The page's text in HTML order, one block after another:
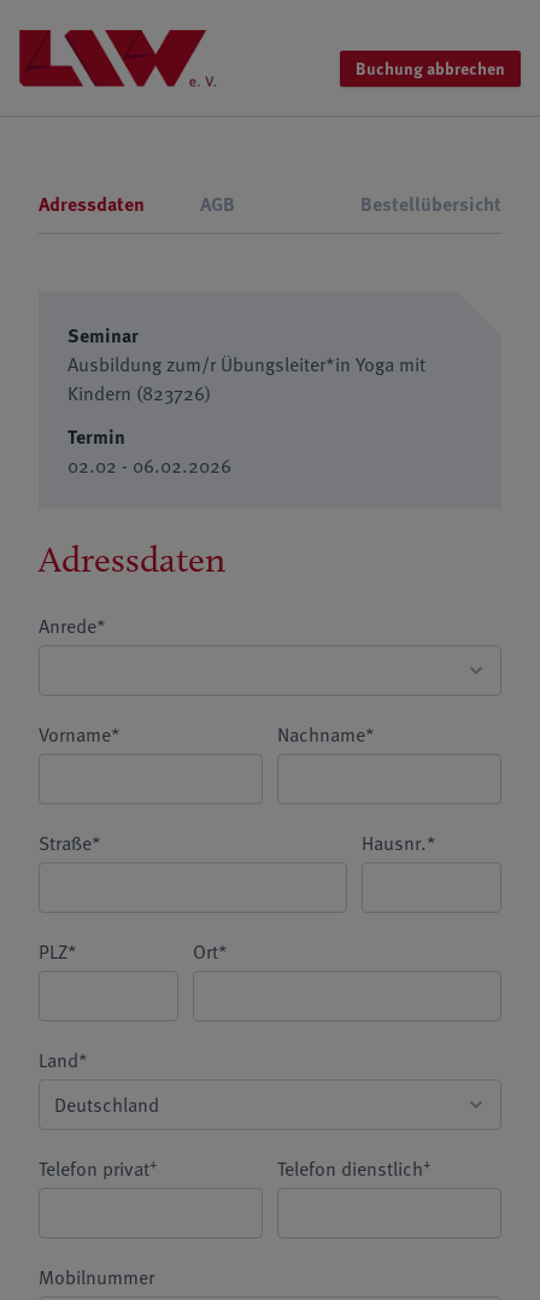
Buchung abbrechen
Adressdaten AGB Bestellübersicht
Seminar
Ausbildung zum/r Übungsleiter*in Yoga mit
Kindern (823726)
Termin
02.02 - 06.02.2026
Adressdaten
Anrede*
Vorname* Nachname*
Straße* Hausnr.*
PLZ* Ort*
Land*
Telefon privat+ Telefon dienstlich+
Mobilnummer